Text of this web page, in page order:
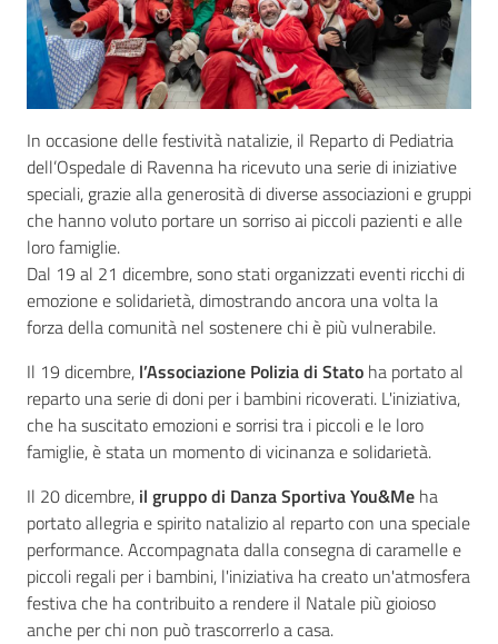
Seguici
su
In occasione delle festività natalizie, il Reparto di Pediatria
dell’Ospedale di Ravenna ha ricevuto una serie di iniziative
speciali, grazie alla generosità di diverse associazioni e gruppi
che hanno voluto portare un sorriso ai piccoli pazienti e alle
loro famiglie.
Dal 19 al 21 dicembre, sono stati organizzati eventi ricchi di
emozione e solidarietà, dimostrando ancora una volta la
forza della comunità nel sostenere chi è più vulnerabile.
Il 19 dicembre, l’Associazione Polizia di Stato ha portato al
reparto una serie di doni per i bambini ricoverati. L'iniziativa,
che ha suscitato emozioni e sorrisi tra i piccoli e le loro
famiglie, è stata un momento di vicinanza e solidarietà.
Il 20 dicembre, il gruppo di Danza Sportiva You&Me ha
portato allegria e spirito natalizio al reparto con una speciale
performance. Accompagnata dalla consegna di caramelle e
piccoli regali per i bambini, l'iniziativa ha creato un'atmosfera
festiva che ha contribuito a rendere il Natale più gioioso
anche per chi non può trascorrerlo a casa.